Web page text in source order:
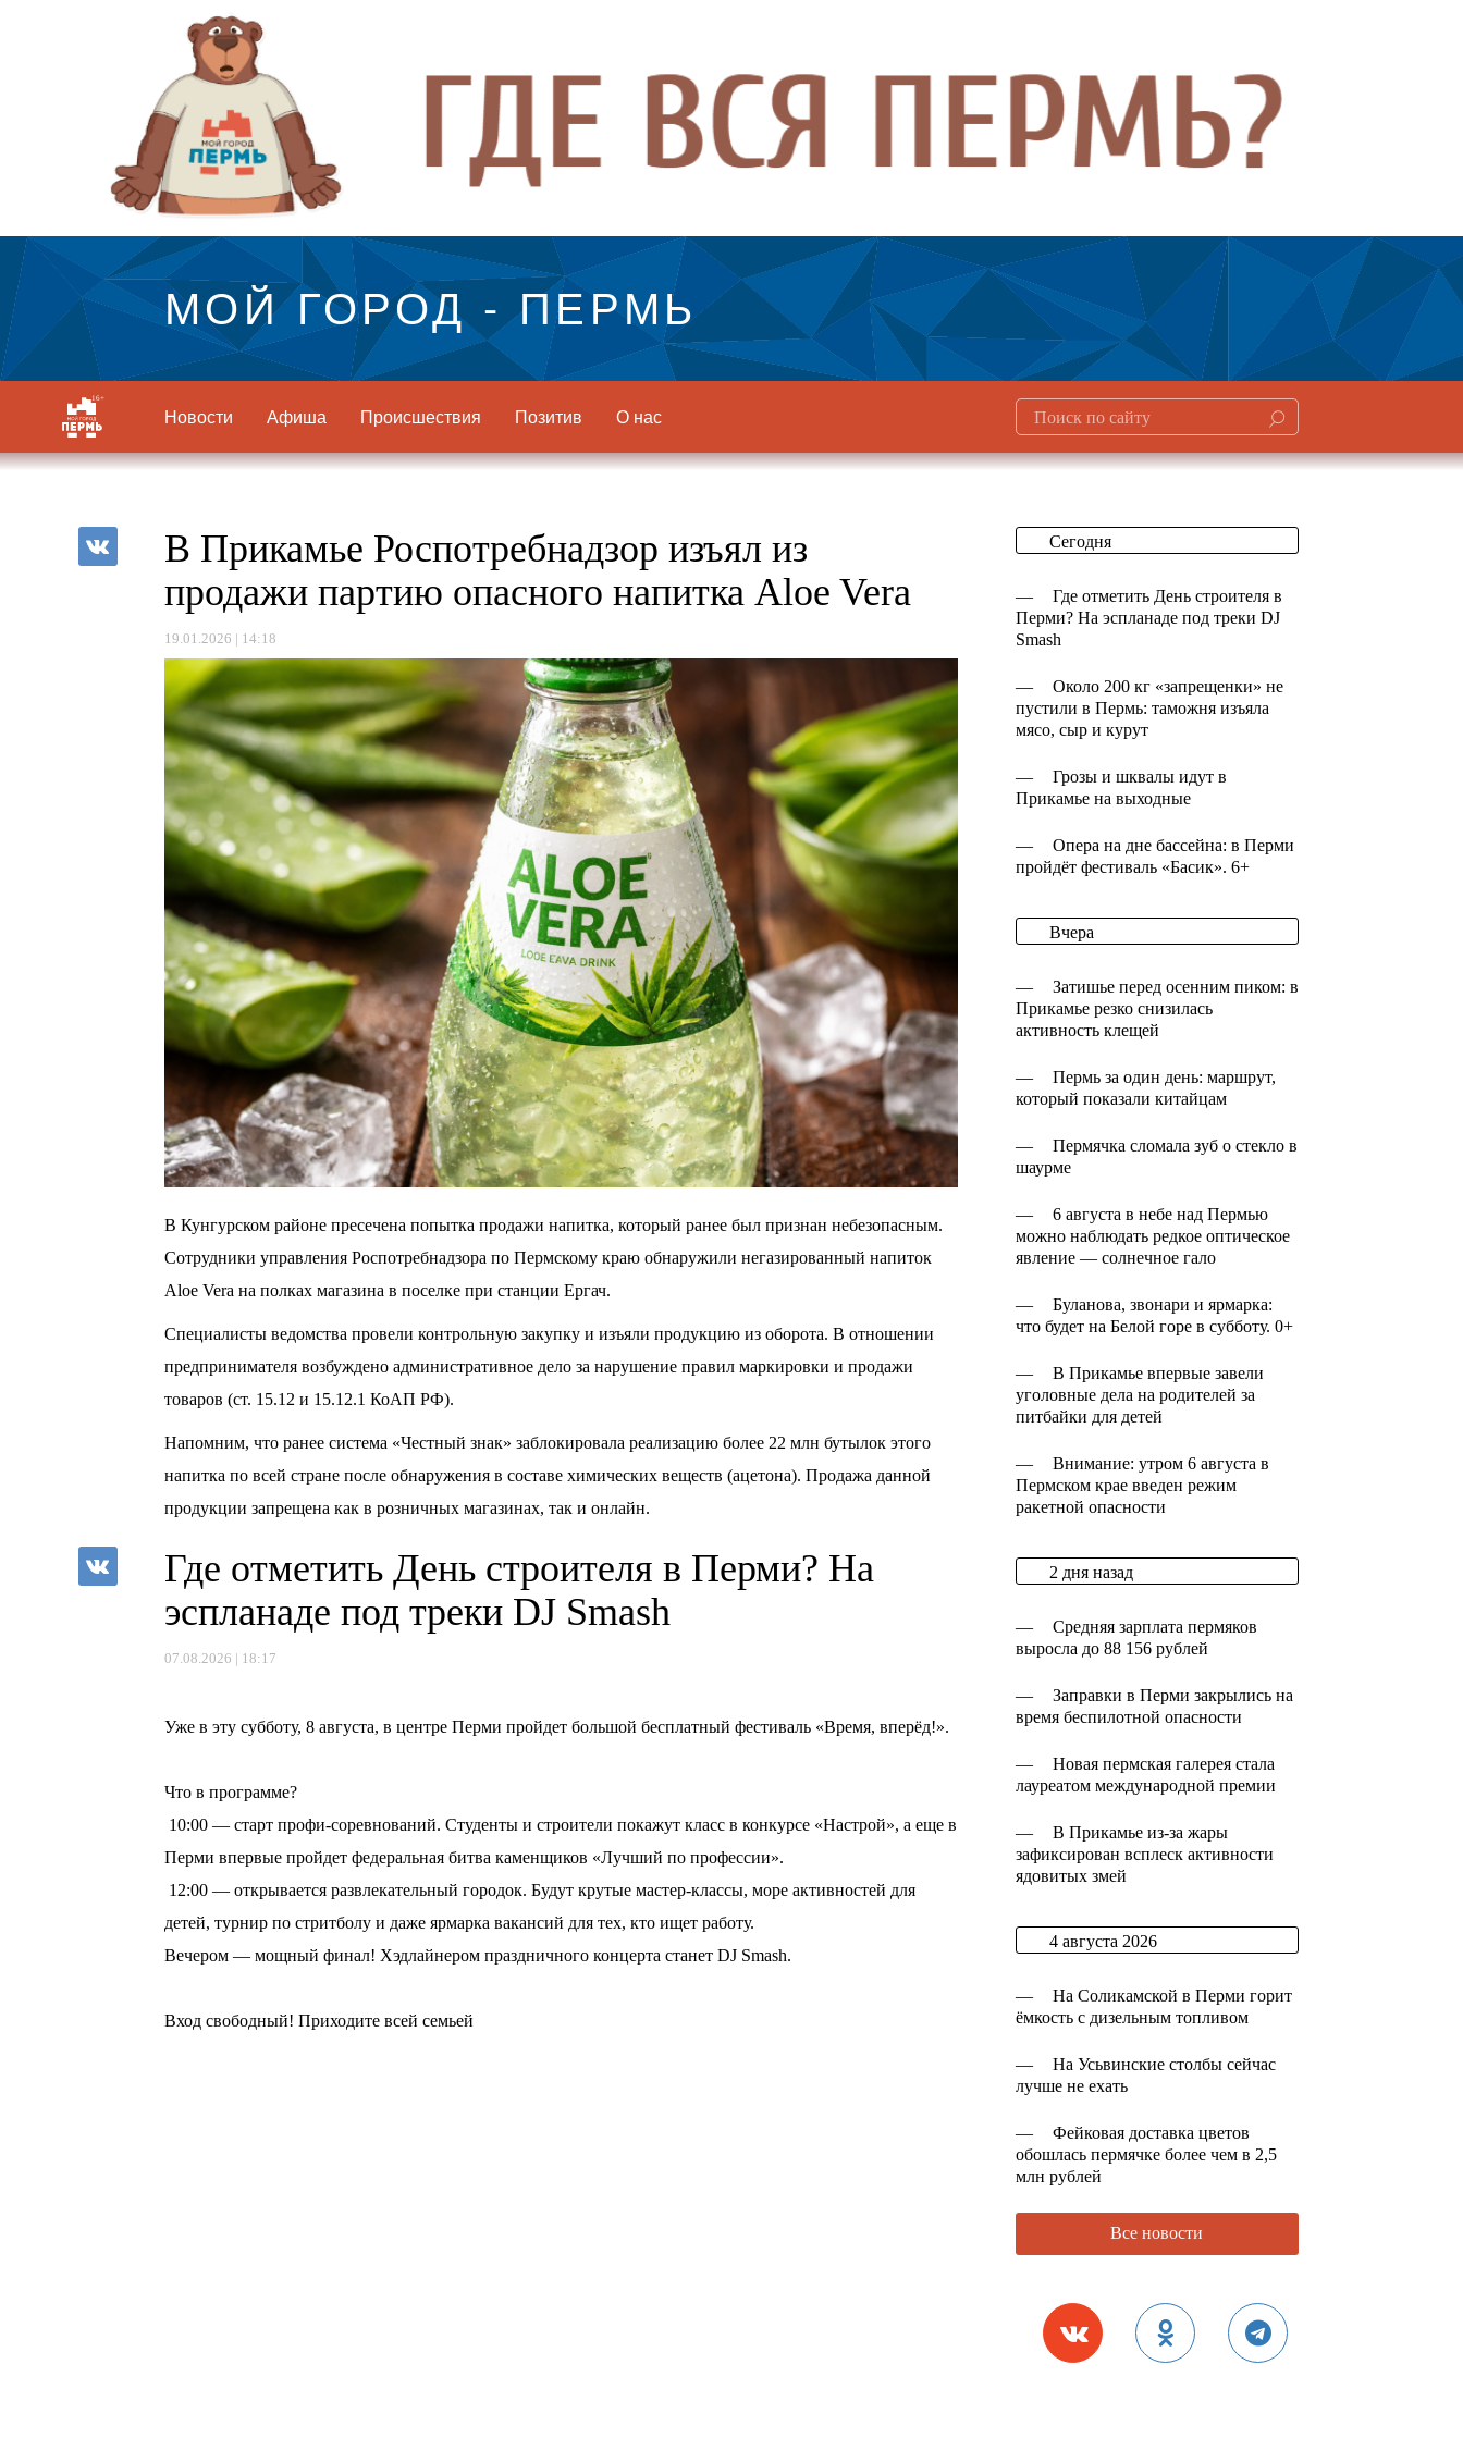
МОЙ ГОРОД - ПЕРМЬ
Новости Афиша Происшествия Позитив О нас
В Прикамье Роспотребнадзор изъял из
продажи партию опасного напитка Aloe Vera
19.01.2026 | 14:18
В Кунгурском районе пресечена попытка продажи напитка, который ранее был признан небезопасным.
Сотрудники управления Роспотребнадзора по Пермскому краю обнаружили негазированный напиток
Aloe Vera на полках магазина в поселке при станции Ергач.
Специалисты ведомства провели контрольную закупку и изъяли продукцию из оборота. В отношении
предпринимателя возбуждено административное дело за нарушение правил маркировки и продажи
товаров (ст. 15.12 и 15.12.1 КоАП РФ).
Напомним, что ранее система «Честный знак» заблокировала реализацию более 22 млн бутылок этого
напитка по всей стране после обнаружения в составе химических веществ (ацетона). Продажа данной
продукции запрещена как в розничных магазинах, так и онлайн.
Где отметить День строителя в Перми? На
эспланаде под треки DJ Smash
07.08.2026 | 18:17
Уже в эту субботу, 8 августа, в центре Перми пройдет большой бесплатный фестиваль «Время, вперёд!».
Что в программе?
10:00 — старт профи-соревнований. Студенты и строители покажут класс в конкурсе «Настрой», а еще в
Перми впервые пройдет федеральная битва каменщиков «Лучший по профессии».
12:00 — открывается развлекательный городок. Будут крутые мастер-классы, море активностей для
детей, турнир по стритболу и даже ярмарка вакансий для тех, кто ищет работу.
Вечером — мощный финал! Хэдлайнером праздничного концерта станет DJ Smash.
Вход свободный! Приходите всей семьей
Сегодня
—
Где отметить День строителя в
Перми? На эспланаде под треки DJ
Smash
—
Около 200 кг «запрещенки» не
пустили в Пермь: таможня изъяла
мясо, сыр и курут
—
Грозы и шквалы идут в
Прикамье на выходные
—
Опера на дне бассейна: в Перми
пройдёт фестиваль «Басик». 6+
Вчера
—
Затишье перед осенним пиком: в
Прикамье резко снизилась
активность клещей
—
Пермь за один день: маршрут,
который показали китайцам
—
Пермячка сломала зуб о стекло в
шаурме
—
6 августа в небе над Пермью
можно наблюдать редкое оптическое
явление — солнечное гало
—
Буланова, звонари и ярмарка:
что будет на Белой горе в субботу. 0+
—
В Прикамье впервые завели
уголовные дела на родителей за
питбайки для детей
—
Внимание: утром 6 августа в
Пермском крае введен режим
ракетной опасности
2 дня назад
—
Средняя зарплата пермяков
выросла до 88 156 рублей
—
Заправки в Перми закрылись на
время беспилотной опасности
—
Новая пермская галерея стала
лауреатом международной премии
—
В Прикамье из-за жары
зафиксирован всплеск активности
ядовитых змей
4 августа 2026
—
На Соликамской в Перми горит
ёмкость с дизельным топливом
—
На Усьвинские столбы сейчас
лучше не ехать
—
Фейковая доставка цветов
обошлась пермячке более чем в 2,5
млн рублей
Все новости